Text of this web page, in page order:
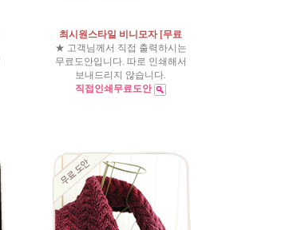
최시원스타일 비니모자 [무료
★ 고객님께서 직접 출력하시는
무료도안입니다. 따로 인쇄해서
보내드리지 않습니다.
직접인쇄무료도안